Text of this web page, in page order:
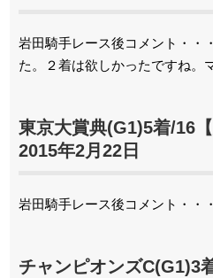
岩田騎手レース後コメント・・
た。２着は欲しかったですね。
東京大賞典(G1)5着/16
2015年2月22日
岩田騎手レース後コメント・・・
チャンピオンズC(G1)3